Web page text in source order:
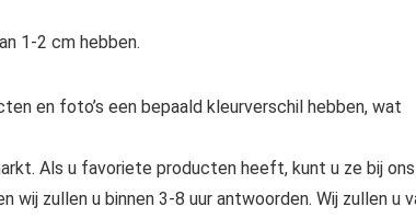
1-2 cm hebben.
en foto’s een bepaald kleurverschil hebben, wat
Als u favoriete producten heeft, kunt u ze bij ons
zullen u binnen 3-8 uur antwoorden. Wij zullen u